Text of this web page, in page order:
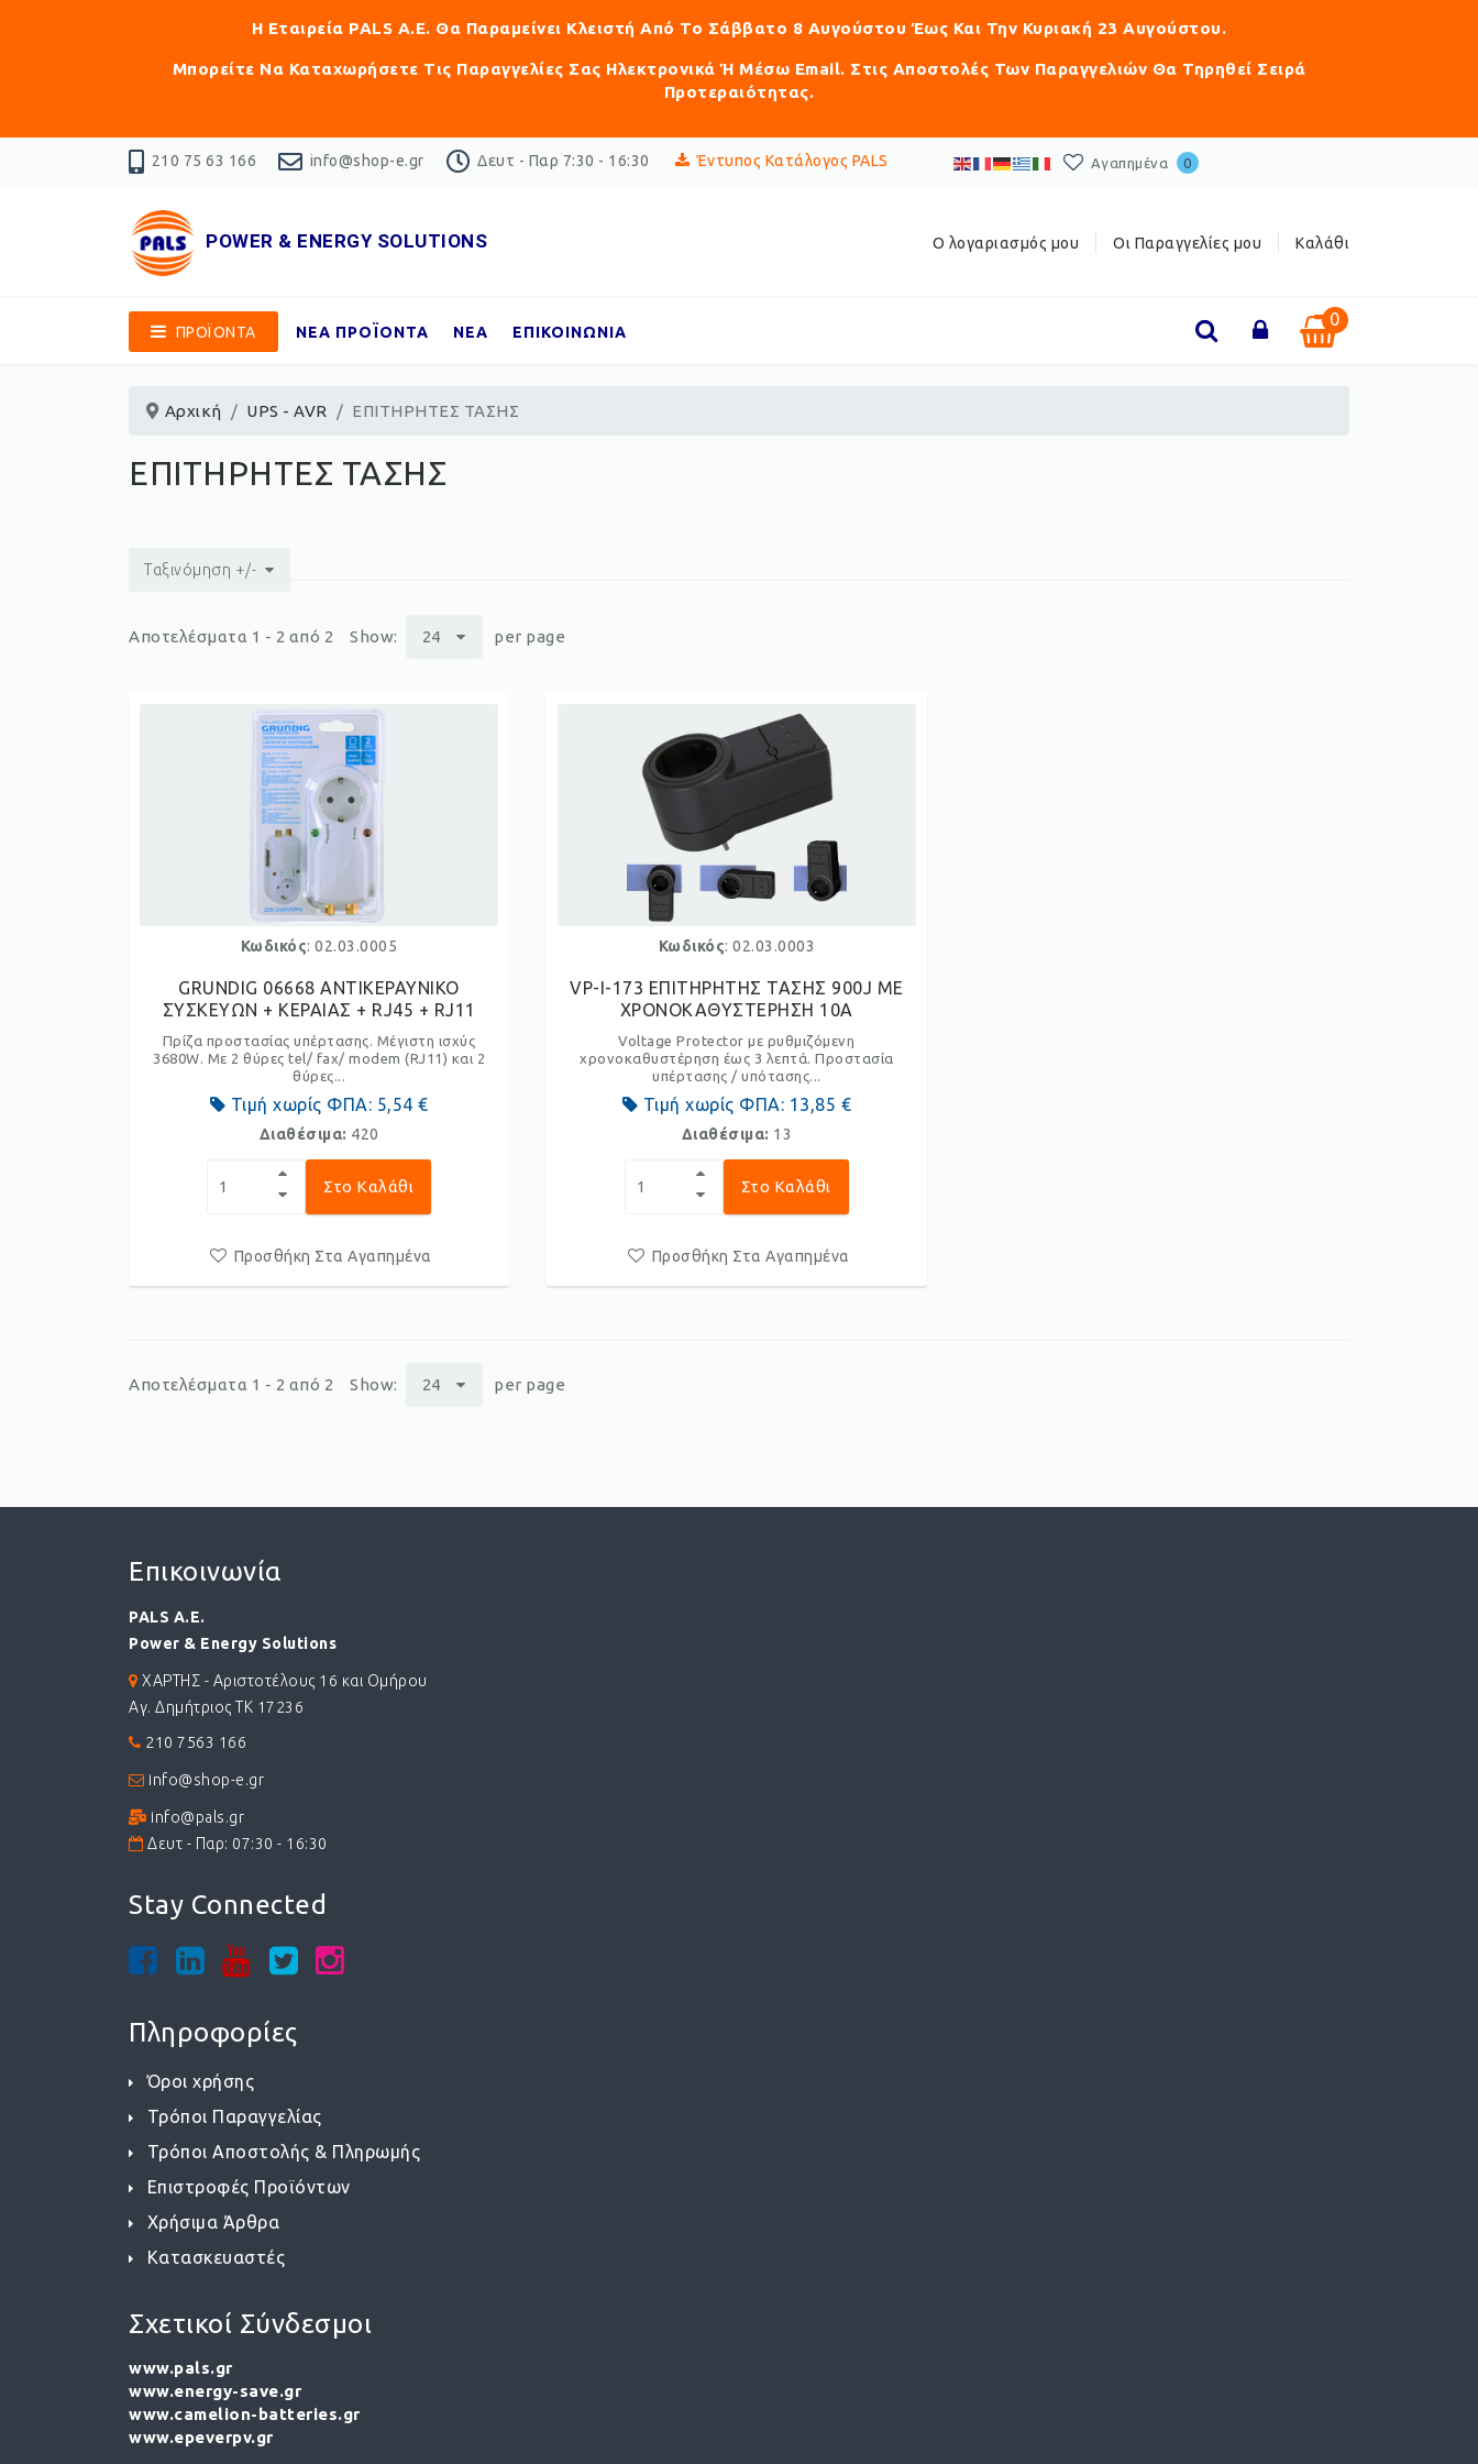
Η Εταιρεία PALS Α.Ε. Θα Παραμείνει Κλειστή Από Το Σάββατο 8 Αυγούστου Έως Και Την Κυριακή 23 Αυγούστου.
Μπορείτε Να Καταχωρήσετε Τις Παραγγελίες Σας Ηλεκτρονικά Ή Μέσω Email. Στις Αποστολές Των Παραγγελιών Θα Τηρηθεί Σειρά
Προτεραιότητας.
210 75 63 166 info@shop-e.gr Δευτ - Παρ 7:30 - 16:30 Έντυπος Κατάλογος PALS Αγαπημένα 0
POWER & ENERGY SOLUTIONS Ο λογαριασμός μου Οι Παραγγελίες μου Καλάθι
ΠΡΟΪΟΝΤΑ ΝΕΑ ΠΡΟΪΟΝΤΑ ΝΕΑ ΕΠΙΚΟΙΝΩΝΙΑ
0
Αρχική UPS - AVR ΕΠΙΤΗΡΗΤΕΣ ΤΑΣΗΣ
ΕΠΙΤΗΡΗΤΕΣ ΤΑΣΗΣ
Ταξινόμηση +/-
Αποτελέσματα 1 - 2 από 2 Show: 24 per page
Κωδικός: 02.03.0005
GRUNDIG 06668 ΑΝΤΙΚΕΡΑΥΝΙΚΟ
ΣΥΣΚΕΥΩΝ + ΚΕΡΑΙΑΣ + RJ45 + RJ11
Πρίζα προστασίας υπέρτασης. Μέγιστη ισχύς
3680W. Με 2 θύρες tel/ fax/ modem (RJ11) και 2
θύρες...
Τιμή χωρίς ΦΠΑ: 5,54 €
Διαθέσιμα: 420
Στο Καλάθι
Προσθήκη Στα Αγαπημένα
Κωδικός: 02.03.0003
VP-I-173 ΕΠΙΤΗΡΗΤΗΣ ΤΑΣΗΣ 900J ΜΕ
ΧΡΟΝΟΚΑΘΥΣΤΕΡΗΣΗ 10Α
Voltage Protector με ρυθμιζόμενη
χρονοκαθυστέρηση έως 3 λεπτά. Προστασία
υπέρτασης / υπότασης...
Τιμή χωρίς ΦΠΑ: 13,85 €
Διαθέσιμα: 13
Στο Καλάθι
Προσθήκη Στα Αγαπημένα
Αποτελέσματα 1 - 2 από 2 Show: 24 per page
Επικοινωνία
PALS A.E.
Power & Energy Solutions
ΧΑΡΤΗΣ - Αριστοτέλους 16 και Ομήρου
Αγ. Δημήτριος ΤΚ 17236
210 7563 166
info@shop-e.gr
info@pals.gr
Δευτ - Παρ: 07:30 - 16:30
Stay Connected
Πληροφορίες
Όροι χρήσης
Τρόποι Παραγγελίας
Τρόποι Αποστολής & Πληρωμής
Επιστροφές Προϊόντων
Χρήσιμα Άρθρα
Κατασκευαστές
Σχετικοί Σύνδεσμοι
www.pals.gr
www.energy-save.gr
www.camelion-batteries.gr
www.epeverpv.gr